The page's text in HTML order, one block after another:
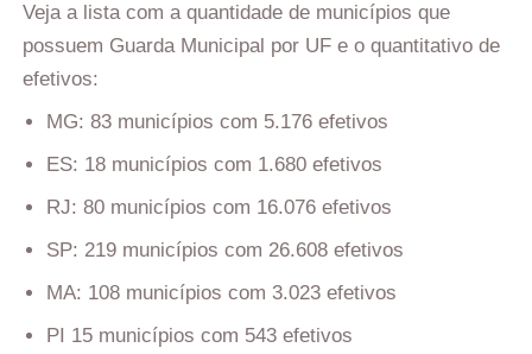
Veja a lista com a quantidade de municípios que
possuem Guarda Municipal por UF e o quantitativo de
efetivos:
MG: 83 municípios com 5.176 efetivos
ES: 18 municípios com 1.680 efetivos
RJ: 80 municípios com 16.076 efetivos
SP: 219 municípios com 26.608 efetivos
MA: 108 municípios com 3.023 efetivos
PI 15 municípios com 543 efetivos